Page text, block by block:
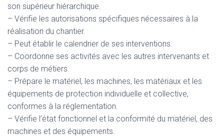
son supérieur hiérarchique.
– Vérifie les autorisations spécifiques nécessaires à la
réalisation du chantier.
– Peut établir le calendrier de ses interventions.
– Coordonne ses activités avec les autres intervenants et
corps de métiers.
– Prépare le matériel, les machines, les matériaux et les
équipements de protection individuelle et collective,
conformes à la réglementation.
– Vérifie l’état fonctionnel et la conformité du matériel, des
machines et des équipements.